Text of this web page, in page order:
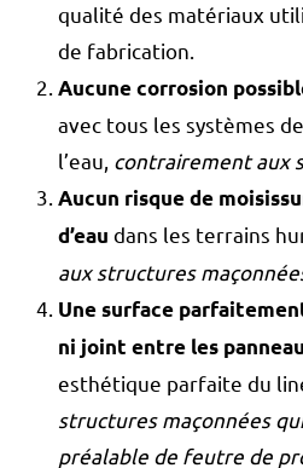
qualité des matériaux
de fabrication.
Aucune corrosion
avec tous les systèmes
l’eau, contrairement aux
Aucun risque de
d’eau dans les terrains
aux structures
Une surface
ni joint entre les
esthétique parfaite du
structures maçonnées
préalable de feutre de